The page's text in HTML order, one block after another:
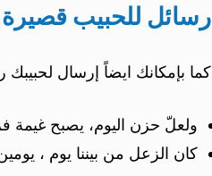
رسائل للحبيب قصيرة
كما بإمكانك ايضاً إرسال
ولعلّ حزن اليوم، يصبح غيمة
كان الزعل من بيننا يوم ،